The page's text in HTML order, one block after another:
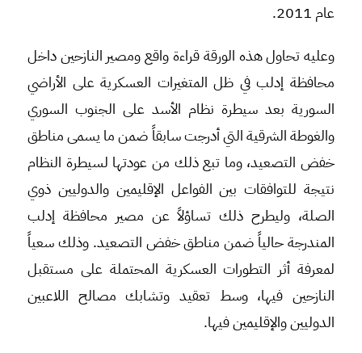
عام 2011.
وعليه تحاول هذه الورقة قراءة واقع ومصير النازحين داخل
محافظة إدلب في ظل المتغيرات العسكرية على الأراضي
السورية بعد سيطرة نظام الأسد على الجنوب السوري
والغوطة الشرقية التي أدرجت سابقاً ضمن ما يسمى مناطق
خفض التصعيد، وما تبع ذلك من عودتها لسيطرة النظام
نتيجة للتوافقات بين الفواعل الإقليمين والدوليين ذوي
الصلة، وليطرح ذلك تساؤلاً عن مصير محافظة إدلب
المندرجة حالياً ضمن مناطق خفض التصعيد. وذلك سعياً
لمعرفة أثر التطورات العسكرية المحتملة على مستقبل
النازحين فيها، وسط تعقيد وتشابك مصالح اللاعبين
الدوليين والإقليمين فيها.